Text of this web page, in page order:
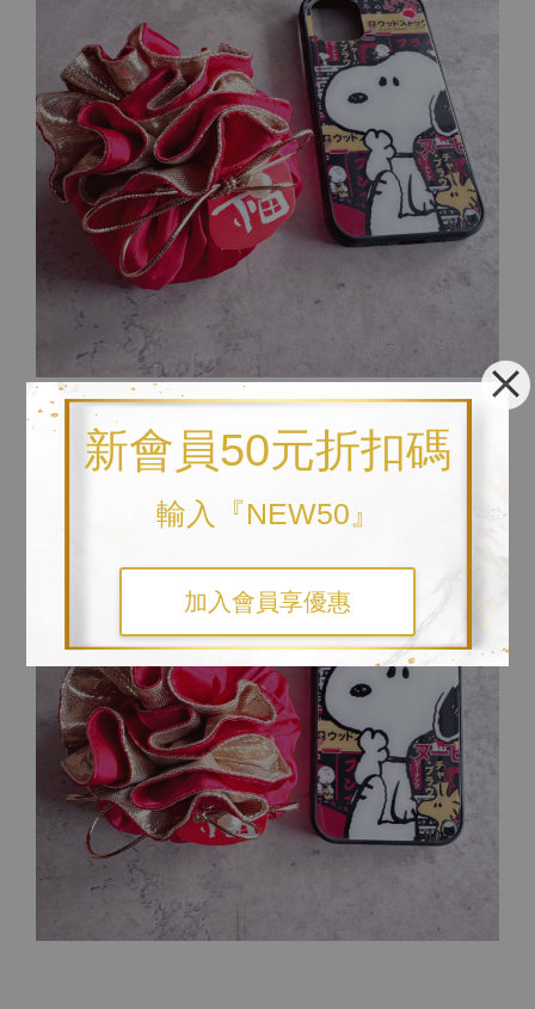
新會員50元折扣碼
輸入『NEW50』
加入會員享優惠
↓ 以下為與比例尺之對照圖。參考比例尺為iphone12pro手機